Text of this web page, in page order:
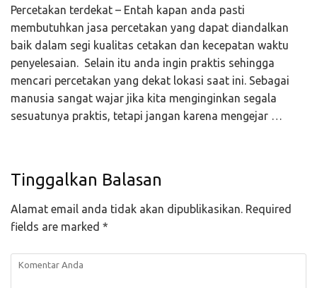
Percetakan terdekat – Entah kapan anda pasti
membutuhkan jasa percetakan yang dapat diandalkan
baik dalam segi kualitas cetakan dan kecepatan waktu
penyelesaian. Selain itu anda ingin praktis sehingga
mencari percetakan yang dekat lokasi saat ini. Sebagai
manusia sangat wajar jika kita menginginkan segala
sesuatunya praktis, tetapi jangan karena mengejar …
Tinggalkan Balasan
Alamat email anda tidak akan dipublikasikan. Required
fields are marked *